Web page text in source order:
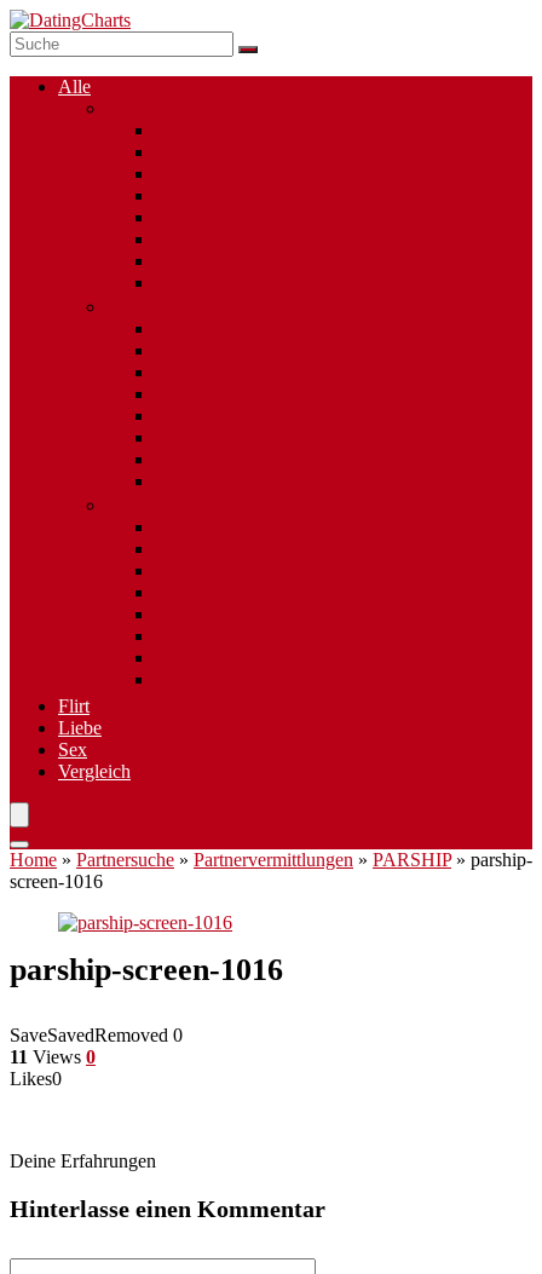
Alle
Flirt
Liebe
Sex
Vergleich
Home » Partnersuche » Partnervermittlungen » PARSHIP» parship-
screen-1016
parship-screen-1016
SaveSavedRemoved 0
11 Views 0
Likes0
Deine Erfahrungen
Hinterlasse einen Kommentar